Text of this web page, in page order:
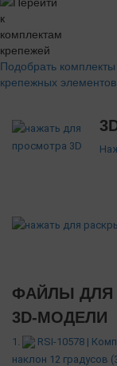
Подобрать
крепежных элементов
ФАЙЛЫ ДЛЯ
3D-МОДЕЛИ
1.
RSI-10578 |
наклон 12 градусов